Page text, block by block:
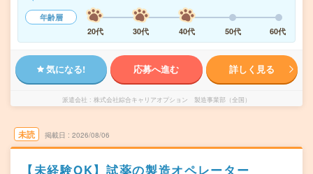
年齢層
20代
30代 40代 50代 60代
気になる! 応募へ進む 詳しく見る
派遣会社 株式会社綜合キャリアオプション 製造事業部（全国）
未読 掲載日 2026/08/06
【未経験OK】試薬の製造オペレーター